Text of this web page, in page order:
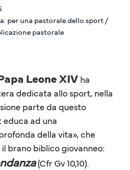
per una pastorale dello sport /
pastorale
Leone XIV ha
dedicata allo sport, nella
parte da questo
ad una
della vita», che
brano biblico giovanneo:
(Cfr Gv 10,10).